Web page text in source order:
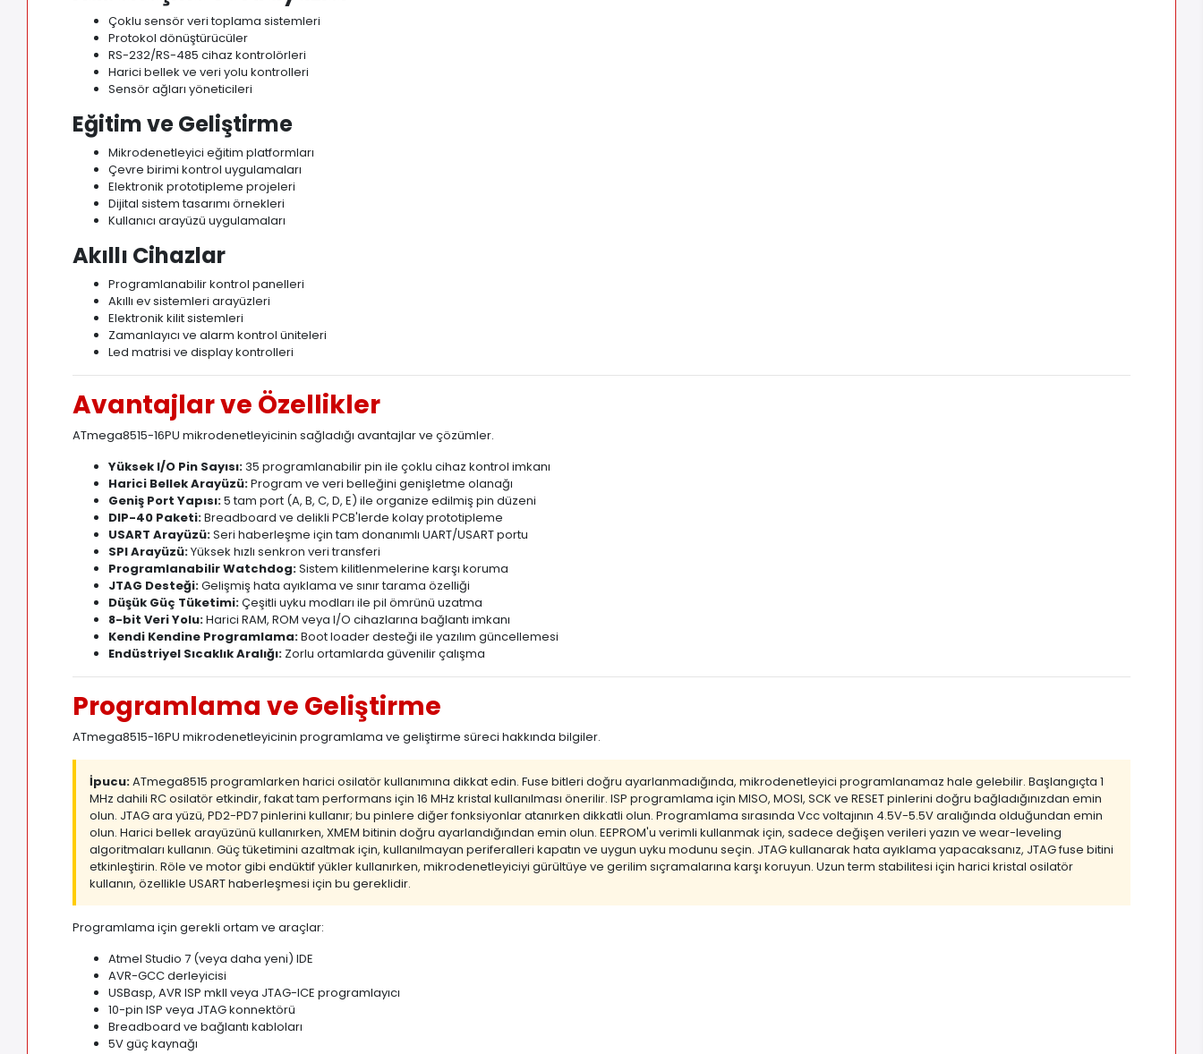
Çoklu sensör veri toplama sistemleri
Protokol dönüştürücüler
RS-232/RS-485 cihaz kontrolörleri
Harici bellek ve veri yolu kontrolleri
Sensör ağları yöneticileri
Eğitim ve Geliştirme
Mikrodenetleyici eğitim platformları
Çevre birimi kontrol uygulamaları
Elektronik prototipleme projeleri
Dijital sistem tasarımı örnekleri
Kullanıcı arayüzü uygulamaları
Akıllı Cihazlar
Programlanabilir kontrol panelleri
Akıllı ev sistemleri arayüzleri
Elektronik kilit sistemleri
Zamanlayıcı ve alarm kontrol üniteleri
Led matrisi ve display kontrolleri
Avantajlar ve Özellikler
ATmega8515-16PU mikrodenetleyicinin sağladığı avantajlar ve çözümler.
Yüksek I/O Pin Sayısı:35 programlanabilir pin ile çoklu cihaz kontrol imkanı
Harici Bellek Arayüzü:Program ve veri belleğini genişletme olanağı
Geniş Port Yapısı:5 tam port (A, B, C, D, E) ile organize edilmiş pin düzeni
DIP-40 Paketi:Breadboard ve delikli PCB'lerde kolay prototipleme
USART Arayüzü:Seri haberleşme için tam donanımlı UART/USART portu
SPI Arayüzü:Yüksek hızlı senkron veri transferi
Programlanabilir Watchdog:Sistem kilitlenmelerine karşı koruma
JTAG Desteği:Gelişmiş hata ayıklama ve sınır tarama özelliği
Düşük Güç Tüketimi:Çeşitli uyku modları ile pil ömrünü uzatma
8-bit Veri Yolu:Harici RAM, ROM veya I/O cihazlarına bağlantı imkanı
Kendi Kendine Programlama:Boot loader desteği ile yazılım güncellemesi
Endüstriyel Sıcaklık Aralığı: Zorlu ortamlarda güvenilir çalışma
Programlama ve Geliştirme
ATmega8515-16PU mikrodenetleyicinin programlama ve geliştirme süreci hakkında bilgiler.
İpucu:ATmega8515 programlarken harici osilatör kullanımına dikkat edin. Fuse bitleri doğru ayarlanmadığında, mikrodenetleyici programlanamaz hale gelebilir. Başlangıçta 1
MHz dahili RC osilatör etkindir, fakat tam performans için 16 MHz kristal kullanılması önerilir. ISP programlama için MISO, MOSI, SCK ve RESET pinlerini doğru bağladığınızdan emin
olun. JTAG ara yüzü, PD2-PD7 pinlerini kullanır; bu pinlere diğer fonksiyonlar atanırken dikkatli olun. Programlama sırasında Vcc voltajının 4.5V-5.5V aralığında olduğundan emin
olun. Harici bellek arayüzünü kullanırken, XMEM bitinin doğru ayarlandığından emin olun. EEPROM'u verimli kullanmak için, sadece değişen verileri yazın ve wear-leveling
algoritmaları kullanın. Güç tüketimini azaltmak için, kullanılmayan periferalleri kapatın ve uygun uyku modunu seçin. JTAG kullanarak hata ayıklama yapacaksanız, JTAG fuse bitini
etkinleştirin. Röle ve motor gibi endüktif yükler kullanırken, mikrodenetleyiciyi gürültüye ve gerilim sıçramalarına karşı koruyun. Uzun term stabilitesi için harici kristal osilatör
kullanın, özellikle USART haberleşmesi için bu gereklidir.
Programlama için gerekli ortam ve araçlar:
Atmel Studio 7 (veya daha yeni) IDE
AVR-GCC derleyicisi
USBasp, AVR ISP mkII veya JTAG-ICE programlayıcı
10-pin ISP veya JTAG konnektörü
Breadboard ve bağlantı kabloları
5V güç kaynağı